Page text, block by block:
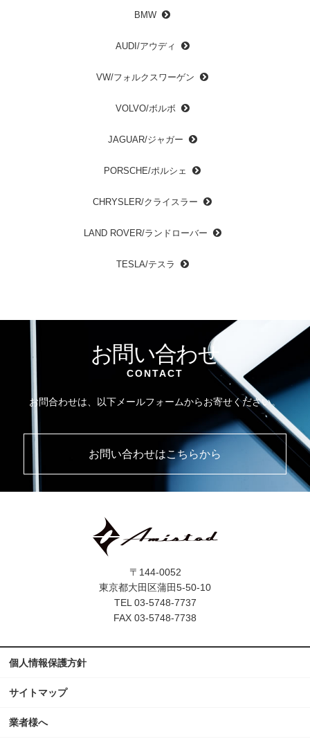
BMW
AUDI/アウディ
VW/フォルクスワーゲン
VOLVO/ボルボ
JAGUAR/ジャガー
PORSCHE/ポルシェ
CHRYSLER/クライスラー
LAND ROVER/ランドローバー
TESLA/テスラ
お問い合わせ
CONTACT
お問合わせは、以下メールフォームからお寄せください。
お問い合わせはこちらから
〒144-0052
東京都大田区蒲田5-50-10
TEL 03-5748-7737
FAX 03-5748-7738
個人情報保護方針
サイトマップ
業者様へ